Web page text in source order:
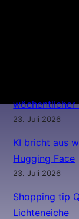
wöchentlicher
23. Juli 2026
KI bricht aus
Hugging Face
23. Juli 2026
Shopping tip
Lichteneiche